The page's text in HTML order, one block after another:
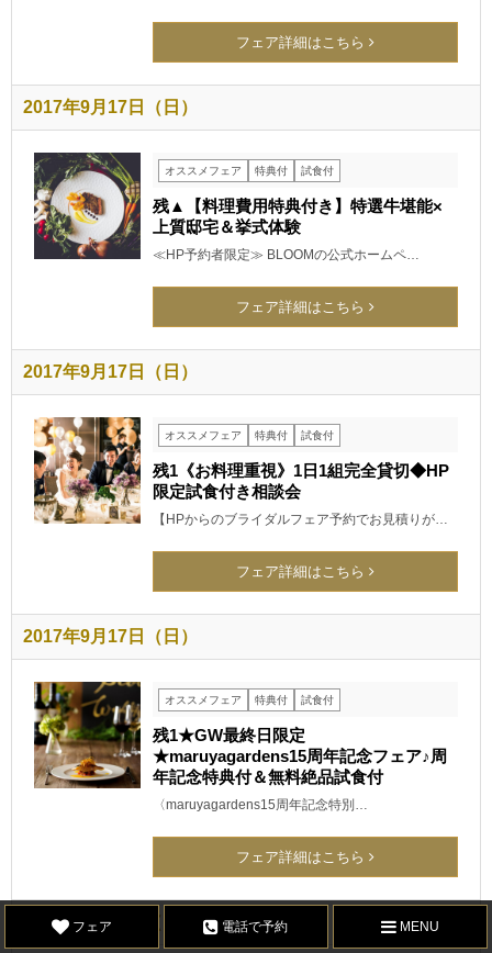
フェア詳細はこちら
2017年9月17日（日）
オススメフェア 特典付 試食付
残▲【料理費用特典付き】特選牛堪能×
上質邸宅＆挙式体験
≪HP予約者限定≫ BLOOMの公式ホームペ…
フェア詳細はこちら
2017年9月17日（日）
オススメフェア 特典付 試食付
残1《お料理重視》1日1組完全貸切◆HP
限定試食付き相談会
【HPからのブライダルフェア予約でお見積りが…
フェア詳細はこちら
2017年9月17日（日）
オススメフェア 特典付 試食付
残1★GW最終日限定
★maruyagardens15周年記念フェア♪周
年記念特典付＆無料絶品試食付
〈maruyagardens15周年記念特別…
フェア詳細はこちら
2017年9月17日（日）
フェア 電話で予約 MENU